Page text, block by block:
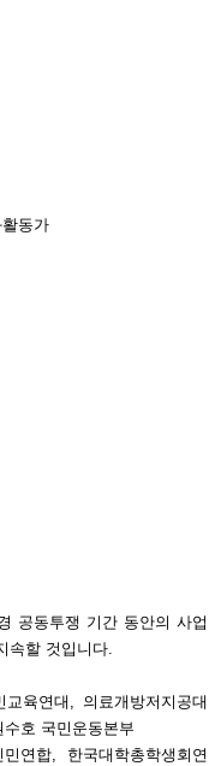
동가
공동투쟁 기간 동안의 사업
속할 것입니다.
육연대, 의료개방저지공대
호 국민운동본부
연합, 한국대학총학생회연